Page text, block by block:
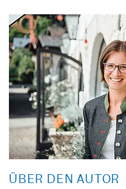
ÜBER DEN AUTOR